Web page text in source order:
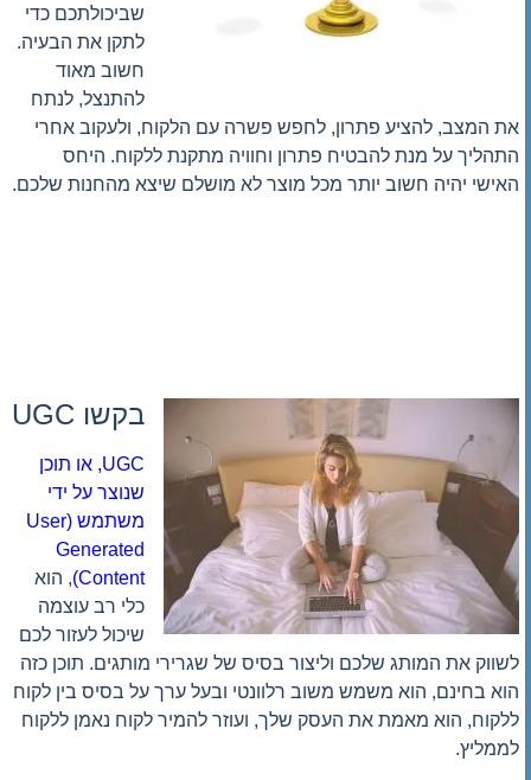
שביכולתכם כדי
לתקן את הבעיה.
חשוב מאוד
להתנצל, לנתח
את המצב, להציע פתרון, לחפש פשרה עם הלקוח, ולעקוב אחרי
התהליך על מנת להבטיח פתרון וחוויה מתקנת ללקוח. היחס
האישי יהיה חשוב יותר מכל מוצר לא מושלם שיצא מהחנות שלכם.
בקשו UGC
UGC, או תוכן
שנוצר על ידי
משתמש (User
Generated
Content) , הוא
כלי רב עוצמה
שיכול לעזור לכם
לשווק את המותג שלכם וליצור בסיס של שגרירי מותגים. תוכן כזה
הוא בחינם, הוא משמש משוב רלוונטי ובעל ערך על בסיס בין לקוח
ללקוח, הוא מאמת את העסק שלך, ועוזר להמיר לקוח נאמן ללקוח
לממליץ.